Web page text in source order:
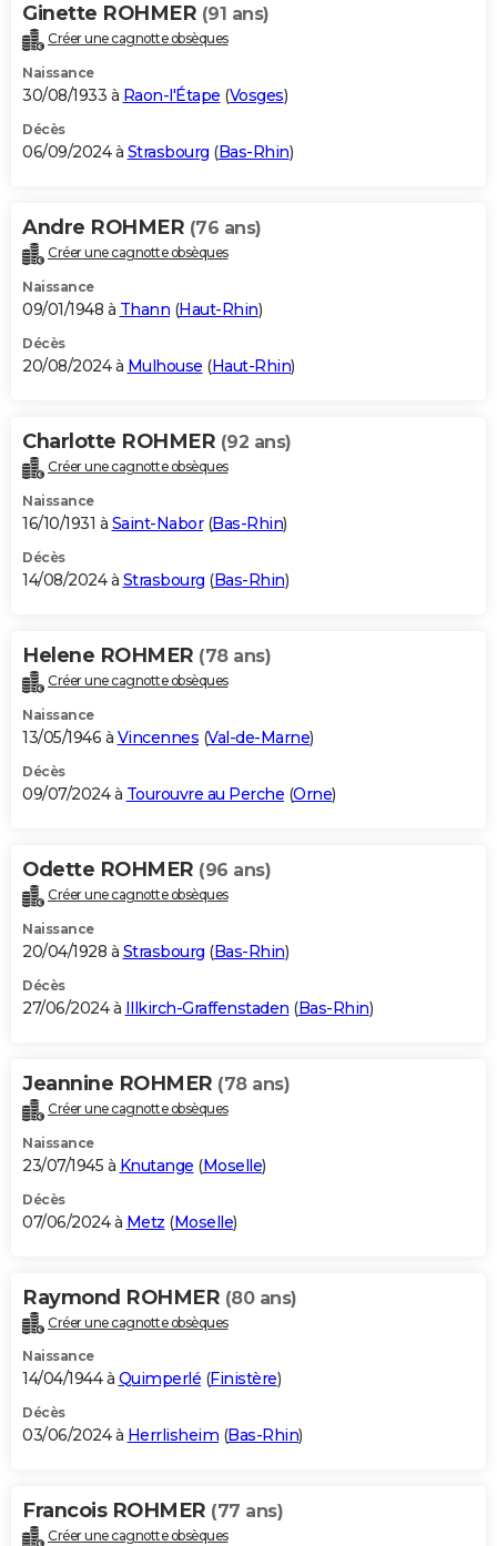
Ginette ROHMER (91 ans)
Créer une cagnotte obsèques
Naissance
30/08/1933 à Raon-l'Étape (Vosges)
Décès
06/09/2024 à Strasbourg (Bas-Rhin)
Andre ROHMER (76 ans)
Créer une cagnotte obsèques
Naissance
09/01/1948 à Thann (Haut-Rhin)
Décès
20/08/2024 à Mulhouse (Haut-Rhin)
Charlotte ROHMER (92 ans)
Créer une cagnotte obsèques
Naissance
16/10/1931 à Saint-Nabor(Bas-Rhin)
Décès
14/08/2024 à Strasbourg (Bas-Rhin)
Helene ROHMER (78 ans)
Créer une cagnotte obsèques
Naissance
13/05/1946 à Vincennes (Val-de-Marne)
Décès
09/07/2024 à Tourouvre au Perche (Orne)
Odette ROHMER (96 ans)
Créer une cagnotte obsèques
Naissance
20/04/1928 à Strasbourg (Bas-Rhin)
Décès
27/06/2024 à Illkirch-Graffenstaden (Bas-Rhin)
Jeannine ROHMER (78 ans)
Créer une cagnotte obsèques
Naissance
23/07/1945 à Knutange (Moselle)
Décès
07/06/2024 à Metz (Moselle)
Raymond ROHMER (80 ans)
Créer une cagnotte obsèques
Naissance
14/04/1944 à Quimperlé (Finistère)
Décès
03/06/2024 à Herrlisheim (Bas-Rhin)
Francois ROHMER (77 ans)
Créer une cagnotte obsèques